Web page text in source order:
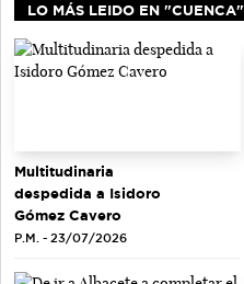
LO MÁS LEIDO EN "CUENCA"
Multitudinaria
despedida a Isidoro
Gómez Cavero
P.M. - 23/07/2026